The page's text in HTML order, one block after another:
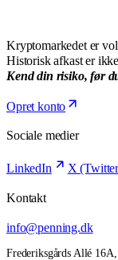
Kryptomarkedet er
Historisk afkast er
Kend din risiko, før
Opret konto
Sociale medier
LinkedIn X
Kontakt
info@penning.dk
Frederiksgårds Allé 16A,